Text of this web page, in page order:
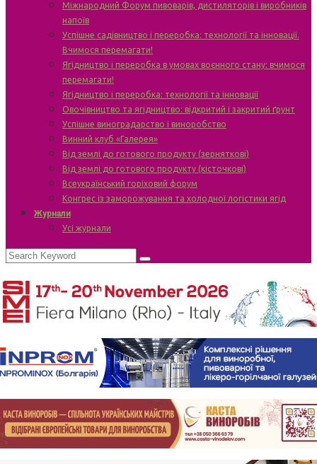
Міжнародний Форум пивоварів, дистиляторів і виробників
напоїв
Успішне садівництво і переробка: технології та інновації.
Вчимося перемагати!
Ягідництво і переробка в умовах воєнного стану: вчимося
перемагати!
Ягідництво і переробка: технології та інновації
Овочівництво та ягідництво: відкритий і закритий ґрунт
Успішне виноградарство і виноробство
Винний клуб «Галерея»
Від землі до готового продукту (зерняткові)
Від землі до готового продукту (кісточкові)
Всеукраїнський горіховий форум
Конгрес із заморожування та холодної логістики ягід
Журнали
Усі журнали